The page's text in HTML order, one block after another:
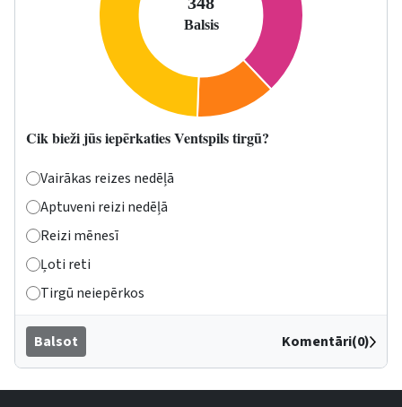
Cik bieži jūs iepērkaties Ventspils tirgū?
Vairākas reizes nedēļā
Aptuveni reizi nedēļā
Reizi mēnesī
Ļoti reti
Tirgū neiepērkos
Balsot Komentāri(0)